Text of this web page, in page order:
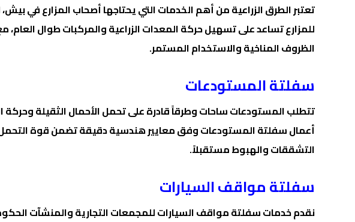
تعتبر الطرق الزراعية من أهم الخدمات التي يحتاجها أصحاب المزارع في
للمزارع تساعد على تسهيل حركة المعدات الزراعية والمركبات طوال
الظروف المناخية والاستخدام المستمر.
سفلتة المستودعات
تتطلب المستودعات ساحات وطرقاً قادرة على تحمل الأحمال الثقيلة وحركة
أعمال سفلتة المستودعات وفق معايير هندسية دقيقة تضمن قوة
التشققات والهبوط مستقبلاً.
سفلتة مواقف السيارات
نقدم خدمات سفلتة مواقف السيارات للمجمعات التجارية والمنشآت